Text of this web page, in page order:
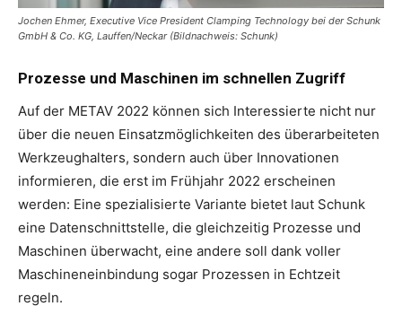
Jochen Ehmer, Executive Vice President Clamping Technology bei der Schunk
GmbH & Co. KG, Lauffen/Neckar (Bildnachweis: Schunk)
Prozesse und Maschinen im schnellen Zugriff
Auf der METAV 2022 können sich Interessierte nicht nur
über die neuen Einsatzmöglichkeiten des überarbeiteten
Werkzeughalters, sondern auch über Innovationen
informieren, die erst im Frühjahr 2022 erscheinen
werden: Eine spezialisierte Variante bietet laut Schunk
eine Datenschnittstelle, die gleichzeitig Prozesse und
Maschinen überwacht, eine andere soll dank voller
Maschineneinbindung sogar Prozessen in Echtzeit
regeln.